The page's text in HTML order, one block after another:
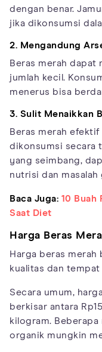
dengan benar.
jika dikonsumsi
2. Mengandung
Beras merah dapat
jumlah kecil.
menerus bisa
3. Sulit Menaikkan
Beras merah
dikonsumsi secara
yang seimbang,
nutrisi dan masalah
Baca Juga: 10 Buah
Saat Diet
Harga Beras
Harga beras
kualitas dan
Secara umum,
berkisar antara
kilogram.
organik mungkin